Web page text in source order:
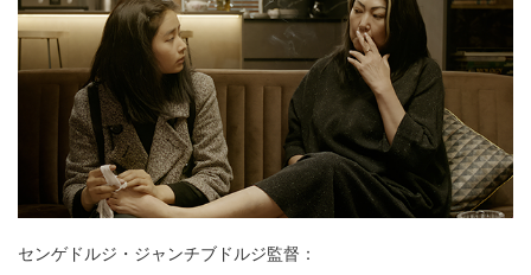
センゲドルジ・ジャンチブドルジ監督：